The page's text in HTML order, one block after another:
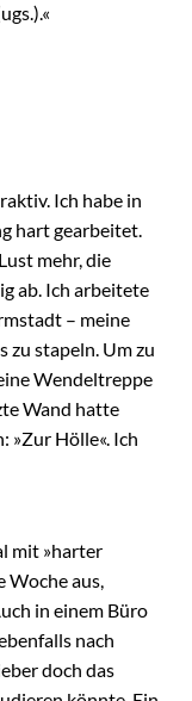
Ich habe in
hart gearbeitet.
mehr, die
ab. Ich arbeitete
– meine
zu stapeln. Um zu
Wendeltreppe
Wand hatte
»Zur Hölle«. Ich
mit »harter
Woche aus,
in einem Büro
nach
doch das